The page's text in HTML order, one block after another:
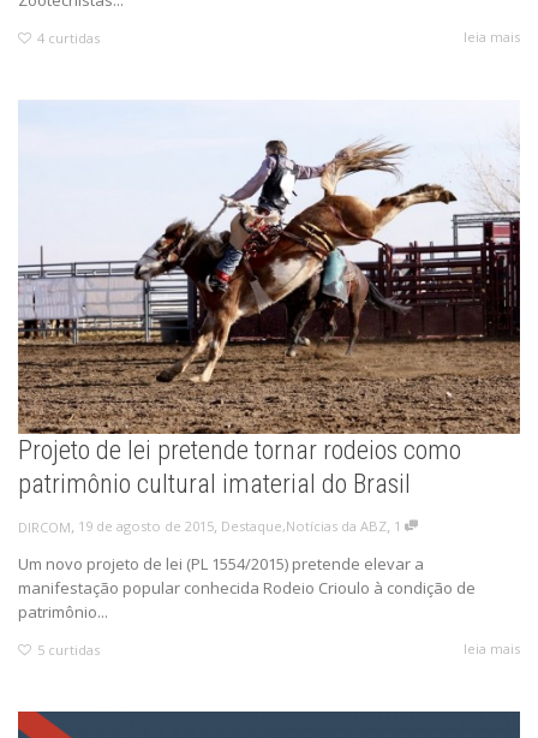
4 curtidas leia mais
Projeto de lei pretende tornar rodeios como
patrimônio cultural imaterial do Brasil
DIRCOM, 19 de agosto de 2015, Destaque,Notícias da ABZ, 1
Um novo projeto de lei (PL 1554/2015) pretende elevar a
manifestação popular conhecida Rodeio Crioulo à condição de
patrimônio...
5 curtidas leia mais